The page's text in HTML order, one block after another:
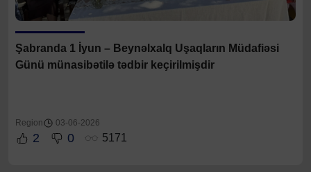
Şabranda 1 İyun – Beynəlxalq Uşaqların Müdafiəsi
Günü münasibətilə tədbir keçirilmişdir
Region 03-06-2026
2 0 5171